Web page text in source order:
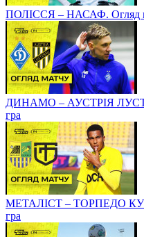
ПОЛІССЯ – НАСАФ. Огляд
ДИНАМО – АУСТРІЯ
гра
МЕТАЛІСТ – ТОРПЕДО
гра